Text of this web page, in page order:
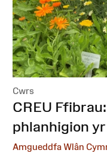
Cwrs
:CREU
phlanhigion
Amgueddfa Wlân